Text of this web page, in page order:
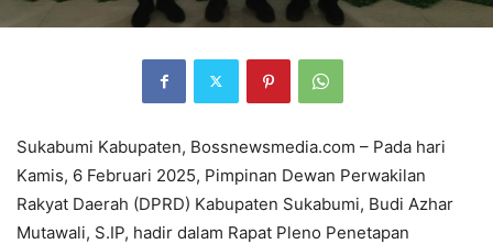
Sukabumi Kabupaten, Bossnewsmedia.com – Pada hari
Kamis, 6 Februari 2025, Pimpinan Dewan Perwakilan
Rakyat Daerah (DPRD) Kabupaten Sukabumi, Budi Azhar
Mutawali, S.IP, hadir dalam Rapat Pleno Penetapan